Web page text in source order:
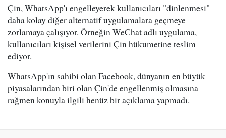
Çin, WhatsApp'ı engelleyerek kullanıcıları "dinlenmesi"
daha kolay diğer alternatif uygulamalara geçmeye
zorlamaya çalışıyor. Örneğin WeChat adlı uygulama,
kullanıcıları kişisel verilerini Çin hükumetine teslim
ediyor.
WhatsApp'ın sahibi olan Facebook, dünyanın en büyük
piyasalarından biri olan Çin'de engellenmiş olmasına
rağmen konuyla ilgili henüz bir açıklama yapmadı.